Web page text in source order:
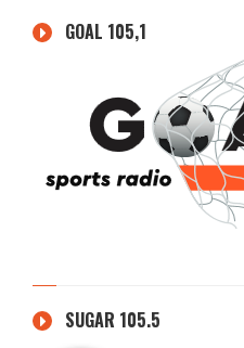
GOAL 105,1
SUGAR 105.5